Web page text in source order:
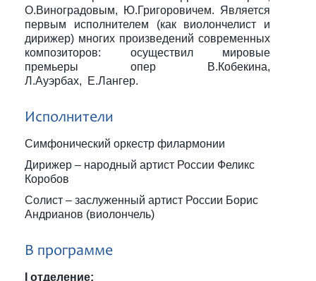
О.Виноградовым, Ю.Григоровичем. ​Является
первым исполнителем (как виолончелист и
дирижер) многих произведений современных
композиторов: осуществил мировые
премьеры опер В.Кобекина,
Л.Ауэрбах, Е.Лангер.
Исполнители
Симфонический оркестр филармонии
Дирижер – народный артист России Феликс
Коробов
Солист – заслуженный артист России Борис
Андрианов (виолончель)
В программе
I отделение: